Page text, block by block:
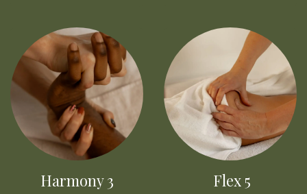
Harmony 3 Flex 5